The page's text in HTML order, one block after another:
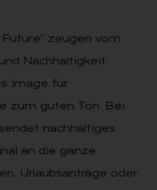
zeu­gen vom
Nachhaltigkeit.
Image für
zum guten Ton. Bei
nachhaltiges
an die ganze
Urlaubsanträge oder